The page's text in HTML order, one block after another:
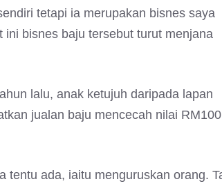
tetapi ia merupakan bisnes saya
ini bisnes baju tersebut turut menjana
lalu, anak ketujuh daripada lapan
jualan baju mencecah nilai
tentu ada, iaitu menguruskan orang.